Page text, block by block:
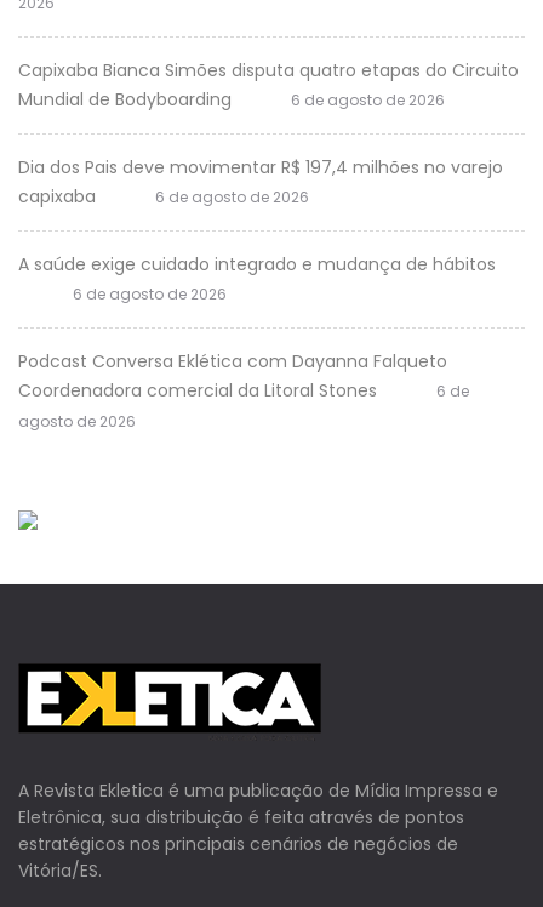
Capixaba Bianca Simões disputa quatro etapas do Circuito
Mundial de Bodyboarding
6 de agosto de 2026
Dia dos Pais deve movimentar R$ 197,4 milhões no varejo
capixaba
6 de agosto de 2026
A saúde exige cuidado integrado e mudança de hábitos
6 de agosto de 2026
Podcast Conversa Eklética com Dayanna Falqueto
Coordenadora comercial da Litoral Stones
6 de
agosto de 2026
A Revista Ekletica é uma publicação de Mídia Impressa e
Eletrônica, sua distribuição é feita através de pontos
estratégicos nos principais cenários de negócios de
Vitória/ES.